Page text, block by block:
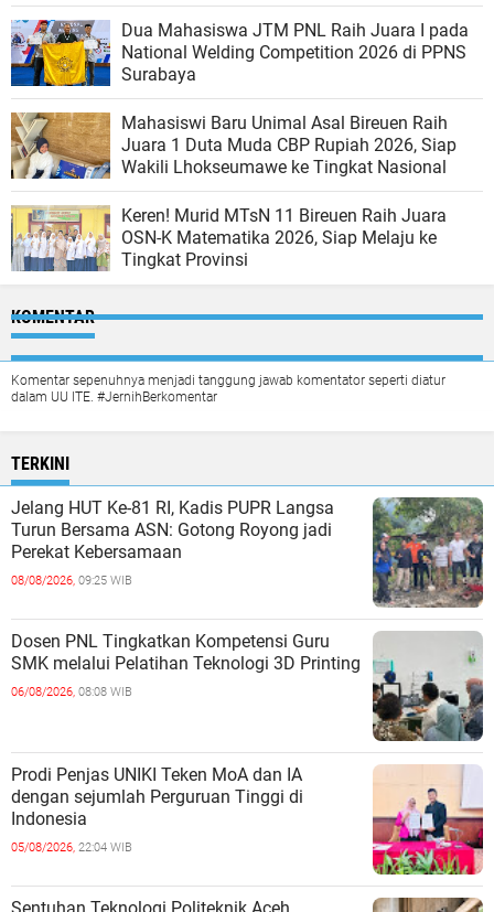
Dua Mahasiswa JTM PNL Raih Juara I pada
National Welding Competition 2026 di PPNS
Surabaya
Mahasiswi Baru Unimal Asal Bireuen Raih
Juara 1 Duta Muda CBP Rupiah 2026, Siap
Wakili Lhokseumawe ke Tingkat Nasional
Keren! Murid MTsN 11 Bireuen Raih Juara
OSN-K Matematika 2026, Siap Melaju ke
Tingkat Provinsi
KOMENTAR
Komentar sepenuhnya menjadi tanggung jawab komentator seperti diatur
dalam UU ITE. #JernihBerkomentar
TERKINI
Jelang HUT Ke-81 RI, Kadis PUPR Langsa
Turun Bersama ASN: Gotong Royong jadi
Perekat Kebersamaan
08/08/2026, 09:25 WIB
Dosen PNL Tingkatkan Kompetensi Guru
SMK melalui Pelatihan Teknologi 3D Printing
06/08/2026, 08:08 WIB
Prodi Penjas UNIKI Teken MoA dan IA
dengan sejumlah Perguruan Tinggi di
Indonesia
05/08/2026, 22:04 WIB